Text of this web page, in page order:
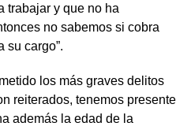
trabajar y que no ha
no sabemos si cobra
su cargo”.
los más graves delitos
reiterados, tenemos presente
además la edad de la